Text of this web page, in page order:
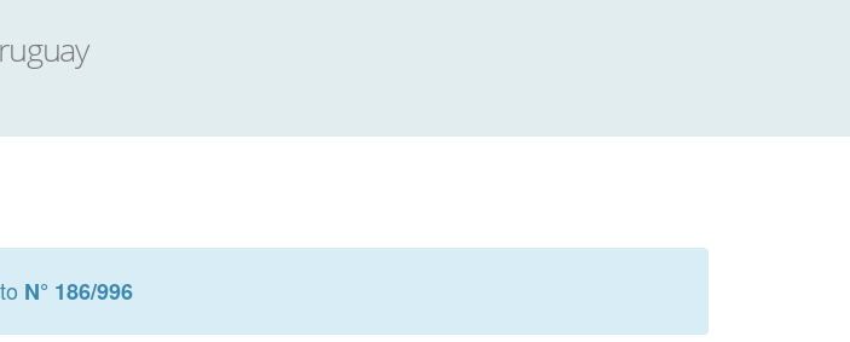
N° 186/996